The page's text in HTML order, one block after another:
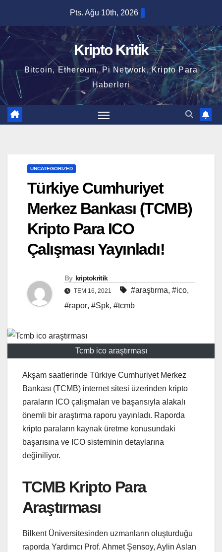
content
Pts. Ağu 10th, 2026
Kripto Kritik
Bitcoin, Ethereum, Pi Network, Kripto Para
Haberleri
UNCATEGORIZED
Türkiye Cumhuriyet
Merkez Bankası (TCMB)
Kripto Para ICO
Çalışması Yayınladı!
By kriptokritik
TEM 16, 2021 #araştırma, #ico,
#rapor, #Spk, #tcmb
Tcmb ico araştırması
Akşam saatlerinde Türkiye Cumhuriyet Merkez
Bankası (TCMB) internet sitesi üzerinden kripto
paraların ICO çalışmaları ve başarısıyla alakalı
önemli bir araştırma raporu yayınladı. Raporda
kripto paraların kaynak üretme konusundaki
başarısına ve ICO sisteminin detaylarına
değiniliyor.
TCMB Kripto Para
Araştırması
Bilkent Üniversitesinden uzmanların oluşturduğu
raporda Yardımcı Prof. Ahmet Şensoy, Aylin Aslan